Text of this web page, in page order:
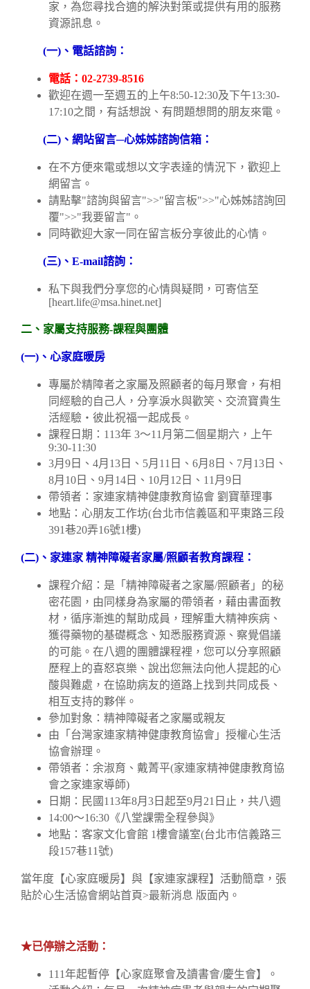
家，為您尋找合適的解決對策或提供有用的服務
資源訊息。
(一) 、電話諮詢：
電話：02-2739-8516
歡迎在週一至週五的上午8:50-12:30及下午13:30-
17:10之間，有話想說、有問題想問的朋友來電。
(二) 、網站留言─心姊姊諮詢信箱：
在不方便來電或想以文字表達的情況下，歡迎上
網留言。
請點擊"諮詢與留言">>"留言板">>"心姊姊諮詢回
覆">>"我要留言"。
同時歡迎大家一同在留言板分享彼此的心情。
(三) 、E-mail諮詢：
私下與我們分享您的心情與疑問，可寄信至
[heart.life@msa.hinet.net]
二、家屬支持服務-課程與團體
(一) 、心家庭暖房
專屬於精障者之家屬及照顧者的每月聚會，有相
同經驗的自己人，分享淚水與歡笑、交流寶貴生
活經驗・彼此祝福一起成長。
課程日期：113年 3～11月第二個星期六，上午
9:30-11:30
3月9日、4月13日、5月11日、6月8日、7月13日、
8月10日、9月14日、10月12日、11月9日
帶領者：家連家精神健康教育協會 劉寶華理事
地點：心朋友工作坊(台北市信義區和平東路三段
391巷20弄16號1樓)
(二) 、家連家 精神障礙者家屬/照顧者教育課程：
課程介紹：是「精神障礙者之家屬/照顧者」的秘
密花園，由同樣身為家屬的帶領者，藉由書面教
材，循序漸進的幫助成員，理解重大精神疾病、
獲得藥物的基礎概念、知悉服務資源、察覺倡議
的可能。在八週的團體課程裡，您可以分享照顧
歷程上的喜怒哀樂、說出您無法向他人提起的心
酸與難處，在協助病友的道路上找到共同成長、
相互支持的夥伴。
參加對象：精神障礙者之家屬或親友
由「台灣家連家精神健康教育協會」授權心生活
協會辦理。
帶領者：余淑育、戴菁平(家連家精神健康教育協
會之家連家導師)
日期：民國113年8月3日起至9月21日止，共八週
14:00～16:30《八堂課需全程參與》
地點：客家文化會館 1樓會議室(台北市信義路三
段157巷11號)
當年度【心家庭暖房】與【家連家課程】活動簡章，張
貼於心生活協會網站首頁>最新消息 版面內。
★已停辦之活動：
111年起暫停【心家庭聚會及讀書會/慶生會】。